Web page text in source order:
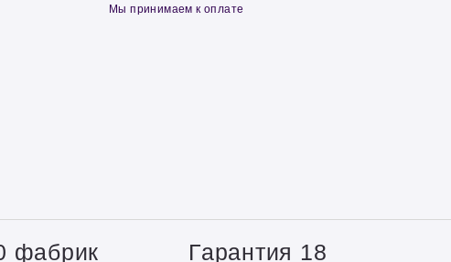
Мы принимаем к оплате
фабрик Гарантия 18